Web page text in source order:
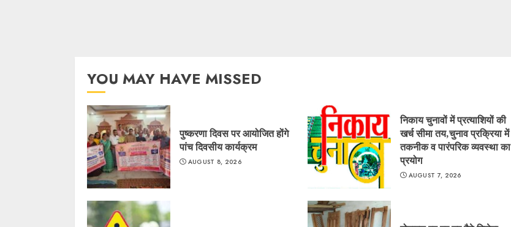
YOU MAY HAVE MISSED
पुष्करणा दिवस पर आयोजित होंगे
पांच दिवसीय कार्यक्रम
AUGUST 8, 2026
निकाय चुनावों में प्रत्याशियों की
खर्च सीमा तय,चुनाव प्रक्रिया में
तकनीक व पारंपरिक व्यवस्था का
प्रयोग
AUGUST 7, 2026